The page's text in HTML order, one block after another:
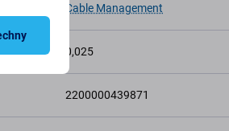
Cable Management
0,025
2200000439871